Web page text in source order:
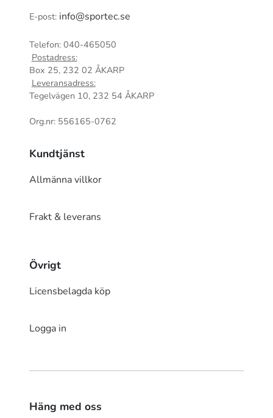
E-post: info@sportec.se
Telefon: 040-465050
Postadress:
Box 25, 232 02 ÅKARP
Leveransadress:
Tegelvägen 10, 232 54 ÅKARP
Org.nr: 556165-0762
Kundtjänst
Allmänna villkor
Frakt & leverans
Övrigt
Licensbelagda köp
Logga in
Häng med oss